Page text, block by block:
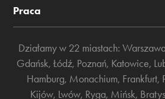
Praca
Działamy w 22 miastach:
Gdańsk, Łódź, Poznań, Katowice,
Hamburg, Monachium, Frankfurt,
Kijów, Lwów, Ryga, Mińsk,